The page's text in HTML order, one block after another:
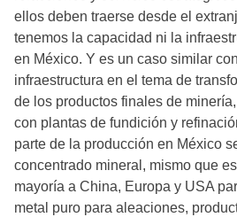
ellos deben traerse desde el
tenemos la capacidad ni la
en México. Y es un caso similar
infraestructura en el tema de
de los productos finales de
con plantas de fundición y
parte de la producción en México
concentrado mineral, mismo que
mayoría a China, Europa y USA
metal puro para aleaciones,